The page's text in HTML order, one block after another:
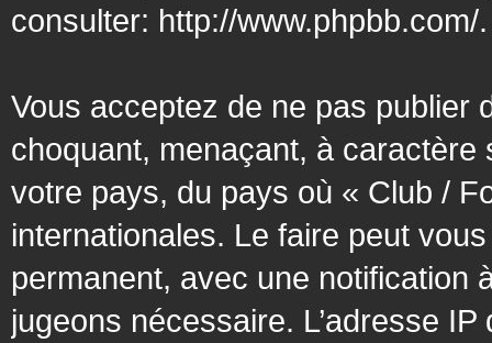
consulter: http://www.phpbb.com/.
Vous acceptez de ne pas publier
choquant, menaçant, à
votre pays, du pays où « Club /
internationales. Le faire peut
permanent, avec une notification
jugeons nécessaire. L’adresse